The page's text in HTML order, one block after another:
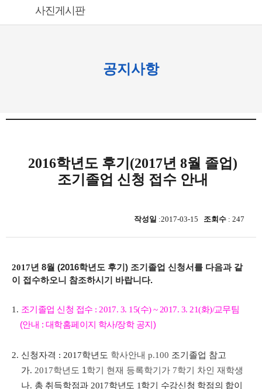
사진게시판
공지사항
2016학년도 후기(2017년 8월 졸업)
조기졸업 신청 접수 안내
작성일 :2017-03-15 조회수 : 247
2017년 8월 (2016학년도 후기) 조기졸업 신청서를 다음과 같
이 접수하오니 참조하시기 바랍니다.
1. 조기졸업 신청 접수 : 2017. 3. 15(수) ~ 2017. 3. 21(화)/교무팀
(안내 : 대학홈페이지 학사/장학 공지)
2. 신청자격 : 2017학년도 학사안내 p.100 조기졸업 참고
가. 2017학년도 1 학기 현재 등록학기가 7학기 차인 재학생
나. 총 취득학점과 2017학년도 1학기 수강신청 학점의 합이